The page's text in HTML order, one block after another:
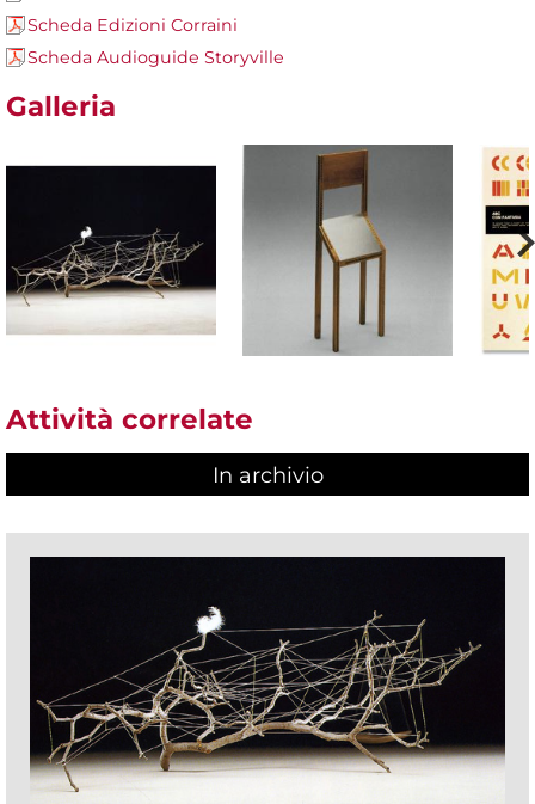
Scheda Edizioni Corraini
Scheda Audioguide Storyville
Galleria
Attività correlate
In archivio